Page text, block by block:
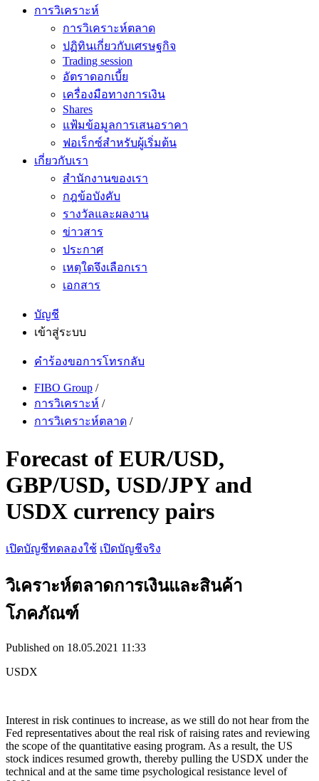
การวิเคราะห์
การวิเคราะห์ตลาด
ปฏิทินเกี่ยวกับเศรษฐกิจ
Trading session
อัตราดอกเบี้ย
เครื่องมือทางการเงิน
Shares
แฟ้มข้อมูลการเสนอราคา
ฟอเร็กซ์สำหรับผู้เริ่มต้น
เกี่ยวกับเรา
สำนักงานของเรา
กฎข้อบังคับ
รางวัลและผลงาน
ข่าวสาร
ประกาศ
เหตุใดจึงเลือกเรา
เอกสาร
บัญชี
เข้าสู่ระบบ
คำร้องขอการโทรกลับ
FIBO Group /
การวิเคราะห์ /
การวิเคราะห์ตลาด /
Forecast of EUR/USD,
GBP/USD, USD/JPY and
USDX currency pairs
เปิดบัญชีทดลองใช้ เปิดบัญชีจริง
วิเคราะห์ตลาดการเงินและสินค้า
โภคภัณฑ์
Published on 18.05.2021 11:33
USDX
Interest in risk continues to increase, as we still do not hear from the
Fed representatives about the real risk of raising rates and reviewing
the scope of the quantitative easing program. As a result, the US
stock indices resumed growth, thereby pulling the USDX under the
technical and at the same time psychological resistance level of